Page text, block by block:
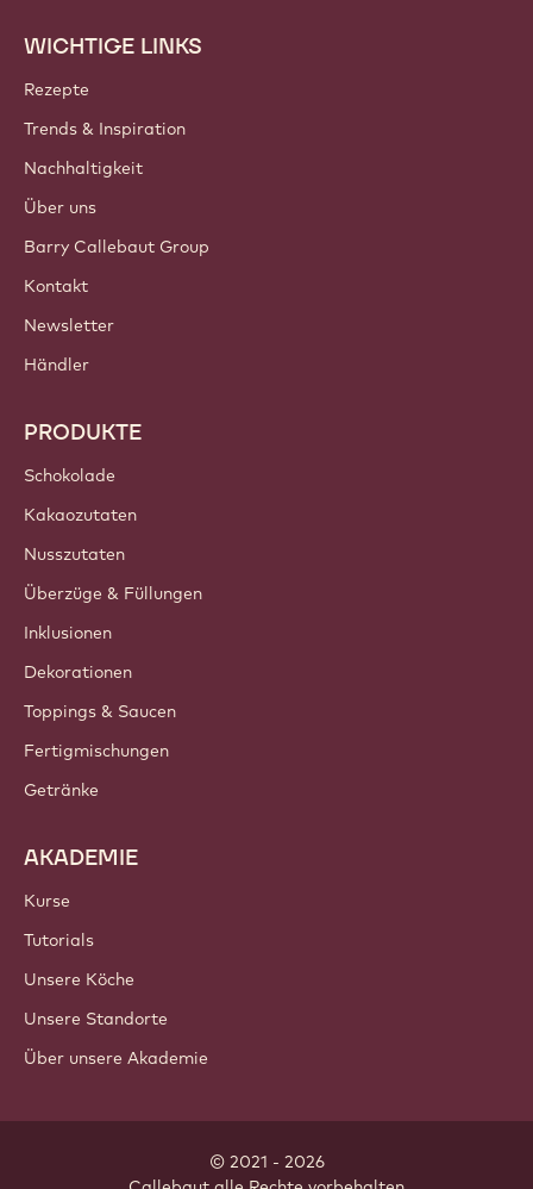
Footer
Callebaut
WICHTIGE LINKS
Rezepte
Trends & Inspiration
Nachhaltigkeit
Über uns
Barry Callebaut Group
Kontakt
Newsletter
Händler
PRODUKTE
Schokolade
Kakaozutaten
Nusszutaten
Überzüge & Füllungen
Inklusionen
Dekorationen
Toppings & Saucen
Fertigmischungen
Getränke
AKADEMIE
Kurse
Tutorials
Unsere Köche
Unsere Standorte
Über unsere Akademie
© 2021 - 2026